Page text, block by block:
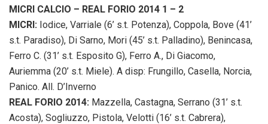
MICRI CALCIO – REAL FORIO 2014 1 – 2
MICRI: Iodice, Varriale (6’ s.t. Potenza), Coppola, Bove (41’
s.t. Paradiso), Di Sarno, Mori (45’ s.t. Palladino), Benincasa,
Ferro C. (31’ s.t. Esposito G), Ferro A., Di Giacomo,
Auriemma (20’ s.t. Miele). A disp: Frungillo, Casella, Norcia,
Panico. All. D’Inverno
REAL FORIO 2014: Mazzella, Castagna, Serrano (31’ s.t.
Acosta), Sogliuzzo, Pistola, Velotti (16’ s.t. Cabrera),